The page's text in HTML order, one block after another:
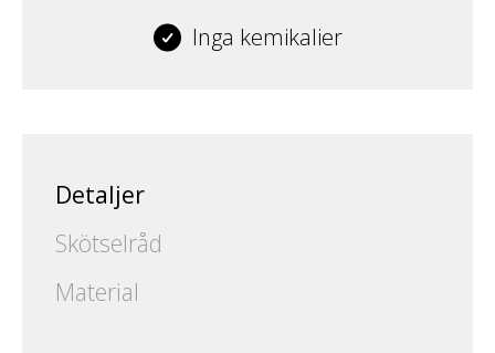
Inga kemikalier
Detaljer
Skötselråd
Material